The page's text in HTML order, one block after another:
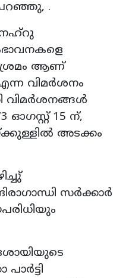
.
ശ്രമം ആണ്
വിമർശനം
വിമർശനങ്ങൾ
ഓഗസ്റ്റ് 15 ന്,
അടക്കം
സർക്കാർ